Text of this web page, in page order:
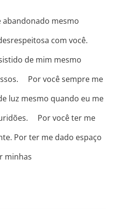
abandonado mesmo
com você. ⠀
de mim mesmo
⠀ Por você sempre me
luz mesmo quando eu me
⠀ Por você ter me
Por ter me dado espaço
minhas